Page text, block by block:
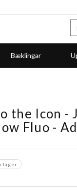
Bæklingar
the Icon -
Fluo -
lager